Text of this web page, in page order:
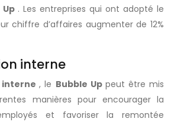
Up . Les entreprises qui ont adopté le
chiffre d’affaires augmenter de 12%
interne
interne, le Bubble Up peut être mis
manières pour encourager la
et favoriser la remontée